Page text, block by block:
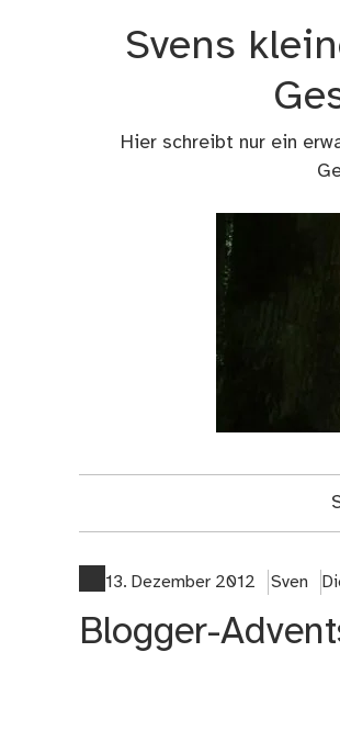
Svens
Hier schreibt nur ein
13. Dezember 2012 Sven
Blogger-